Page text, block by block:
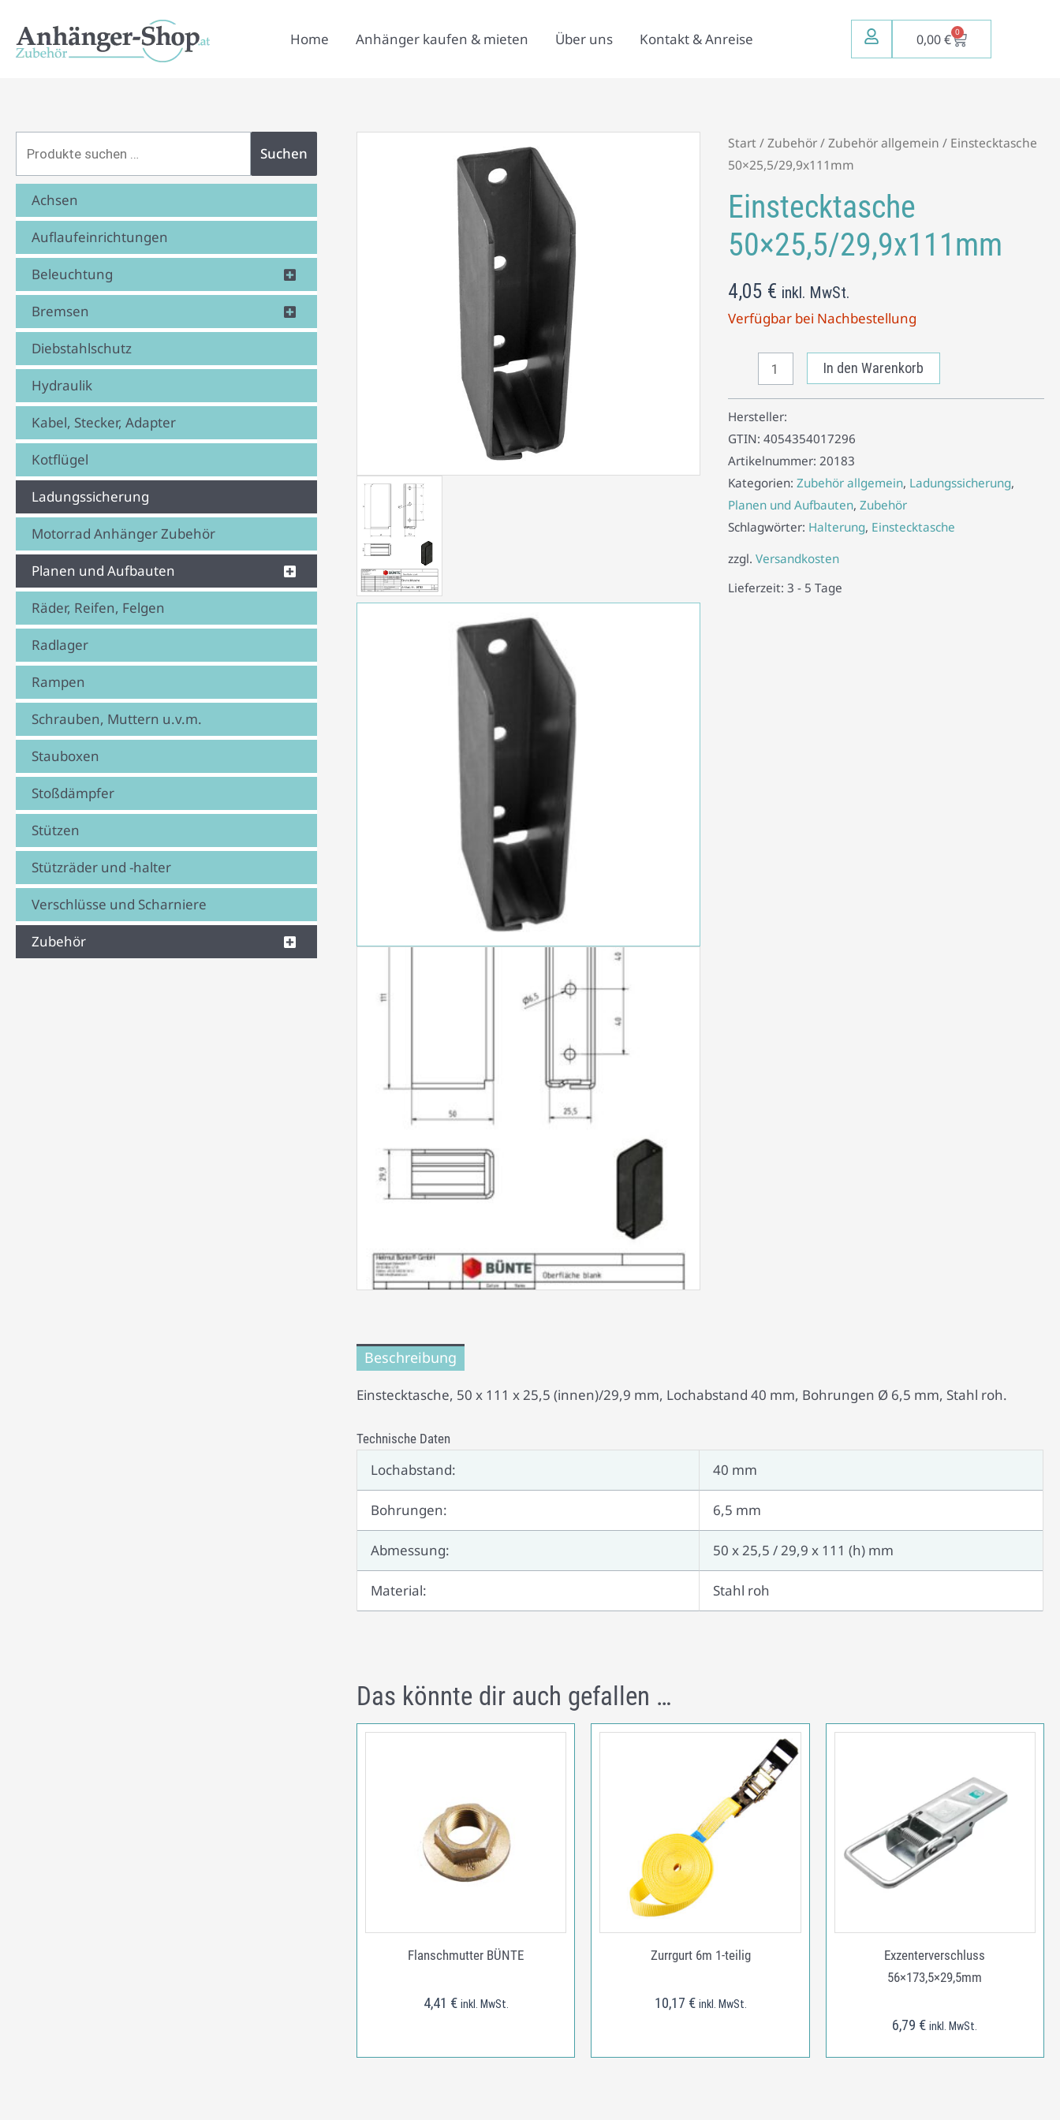
Inhalt
springen
Home Anhänger kaufen & mieten Über uns Kontakt & Anreise 0,00€ 0
Warenkorb
nach:
Suchen
Achsen
Auflaufeinrichtungen
Beleuchtung
Bremsen
Diebstahlschutz
Hydraulik
Kabel, Stecker, Adapter
Kotflügel
Ladungssicherung
Motorrad Anhänger Zubehör
Planen und Aufbauten
Räder, Reifen, Felgen
Radlager
Rampen
Schrauben, Muttern u.v.m.
Stauboxen
Stoßdämpfer
Stützen
Stützräder und -halter
Verschlüsse und Scharniere
Zubehör
Start/Zubehör/Zubehör allgemein / Einstecktasche
50×25,5/29,9x111mm
Einstecktasche
50×25,5/29,9x111mm
4,05 € inkl. MwSt.
Verfügbar bei Nachbestellung
Einstecktasche
50x25,5/29,9x111mm
In den Warenkorb
Hersteller:
GTIN: 4054354017296
Artikelnummer: 20183
Kategorien: Zubehör allgemein, Ladungssicherung,
Planen und Aufbauten, Zubehör
Schlagwörter: Halterung, Einstecktasche
zzgl. Versandkosten
Lieferzeit: 3 - 5 Tage
Beschreibung
Einstecktasche, 50 x 111 x 25,5 (innen)/29,9 mm, Lochabstand 40 mm, Bohrungen Ø 6,5 mm, Stahl roh.
Technische Daten
Lochabstand: 40 mm
Bohrungen: 6,5 mm
Abmessung: 50 x 25,5 / 29,9 x 111 (h) mm
Material: Stahl roh
Das könnte dir auch gefallen …
Flanschmutter BÜNTE
4,41 € inkl. MwSt.
Zurrgurt 6m 1-teilig
10,17 € inkl. MwSt.
Exzenterverschluss
56×173,5×29,5mm
6,79 € inkl. MwSt.